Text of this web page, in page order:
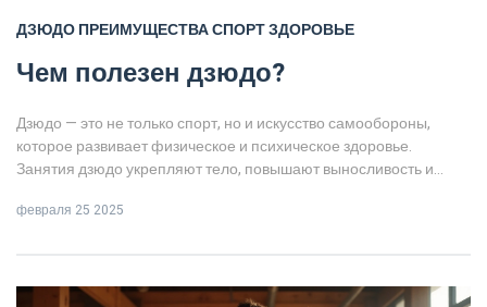
ДЗЮДОПРЕИМУЩЕСТВАСПОРТЗДОРОВЬЕ
Чем полезен дзюдо?
Дзюдо — это не только спорт, но и искусство самообороны,
которое развивает физическое и психическое здоровье.
Занятия дзюдо укрепляют тело, повышают выносливость и
также отличный способ научиться работать в команде и
атмосферу и ценности, которые спорт прививает.
февраля 25 2025